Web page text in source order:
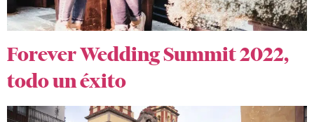
Forever Wedding Summit 2022,
todo un éxito